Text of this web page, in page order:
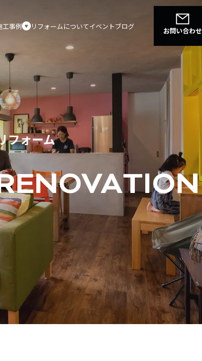
工事例 リフォームについてイベントブログ お問い合わせ
フォーム